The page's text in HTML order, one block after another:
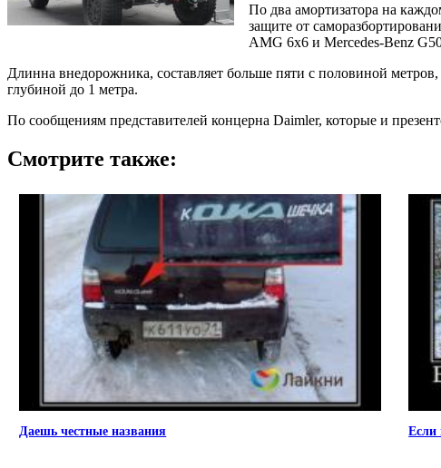
По два амортизатора на
защите от
AMG 6x6 и Mercedes-Benz
Длинна внедорожника, составляет больше пяти с половиной
глубиной до 1 метра.
По сообщениям представителей концерна Daimler, которые и
Смотрите также:
Даешь честные названия Если